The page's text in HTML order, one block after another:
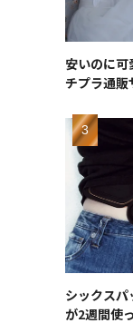
安いのに
チプラ通販
シックス
が2週間使